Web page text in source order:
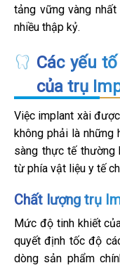
tảng vững vàng
nhiều thập kỷ.
Các yếu
của trụ
Việc implant xài
không phải là
sàng thực tế thường
từ phía vật liệu y tế
Chất lượng trụ
Mức độ tinh khiết
quyết định tốc độ
dòng sản phẩm